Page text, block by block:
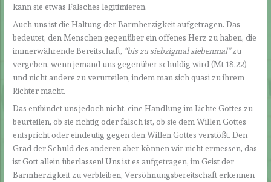
kann sie etwas Falsches legitimieren.
Auch uns ist die Haltung der Barmherzigkeit aufgetragen. Das
bedeutet, den Menschen gegenüber ein offenes Herz zu haben, die
immerwährende Bereitschaft, “bis zu siebzigmal siebenmal”zu
vergeben, wenn jemand uns gegenüber schuldig wird (Mt 18,22)
und nicht andere zu verurteilen, indem man sich quasi zu ihrem
Richter macht.
Das entbindet uns jedoch nicht, eine Handlung im Lichte Gottes zu
beurteilen, ob sie richtig oder falsch ist, ob sie dem Willen Gottes
entspricht oder eindeutig gegen den Willen Gottes verstößt. Den
Grad der Schuld des anderen aber können wir nicht ermessen, das
ist Gott allein überlassen! Uns ist es aufgetragen, im Geist der
Barmherzigkeit zu verbleiben, Versöhnungsbereitschaft erkennen